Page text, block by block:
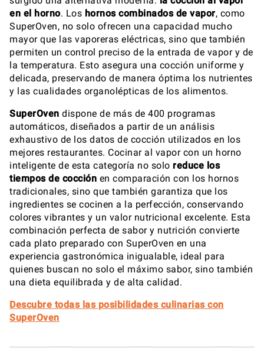
en el horno. Los hornos combinados de vapor, como
SuperOven, no solo ofrecen una capacidad mucho
mayor que las vaporeras eléctricas, sino que también
permiten un control preciso de la entrada de vapor y de
la temperatura. Esto asegura una cocción uniforme y
delicada, preservando de manera óptima los nutrientes
y las cualidades organolépticas de los alimentos.
SuperOven dispone de más de 400 programas
automáticos, diseñados a partir de un análisis
exhaustivo de los datos de cocción utilizados en los
mejores restaurantes. Cocinar al vapor con un horno
inteligente de esta categoría no solo reduce los
tiempos de cocción en comparación con los hornos
tradicionales, sino que también garantiza que los
ingredientes se cocinen a la perfección, conservando
colores vibrantes y un valor nutricional excelente. Esta
combinación perfecta de sabor y nutrición convierte
cada plato preparado con SuperOven en una
experiencia gastronómica inigualable, ideal para
quienes buscan no solo el máximo sabor, sino también
una dieta equilibrada y de alta calidad.
Descubre todas las posibilidades culinarias con
SuperOven